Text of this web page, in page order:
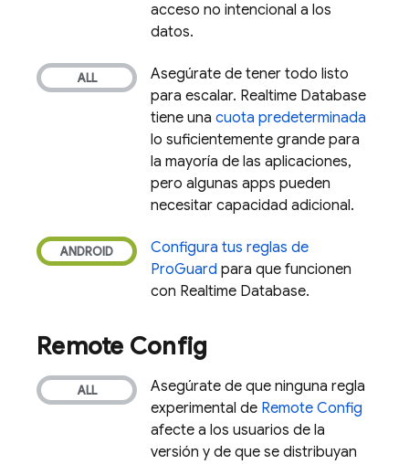
acceso no intencional a los
datos.
Asegúrate de tener todo listo
para escalar. Realtime Database
tiene una cuota predeterminada
lo suficientemente grande para
la mayoría de las aplicaciones,
pero algunas apps pueden
necesitar capacidad adicional.
Configura tus reglas de
ProGuard para que funcionen
con Realtime Database.
Remote Config
Asegúrate de que ninguna regla
experimental de Remote Config
afecte a los usuarios de la
versión y de que se distribuyan